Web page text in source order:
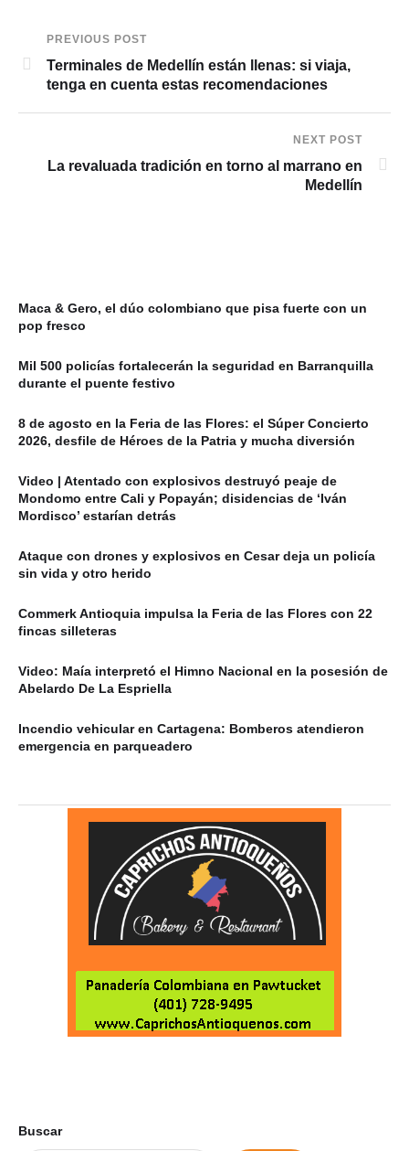
PREVIOUS POST
Terminales de Medellín están llenas: si viaja,
tenga en cuenta estas recomendaciones
NEXT POST
La revaluada tradición en torno al marrano en
Medellín
Maca & Gero, el dúo colombiano que pisa fuerte con un
pop fresco
Mil 500 policías fortalecerán la seguridad en Barranquilla
durante el puente festivo
8 de agosto en la Feria de las Flores: el Súper Concierto
2026, desfile de Héroes de la Patria y mucha diversión
Video | Atentado con explosivos destruyó peaje de
Mondomo entre Cali y Popayán; disidencias de ‘Iván
Mordisco’ estarían detrás
Ataque con drones y explosivos en Cesar deja un policía
sin vida y otro herido
Commerk Antioquia impulsa la Feria de las Flores con 22
fincas silleteras
Video: Maía interpretó el Himno Nacional en la posesión de
Abelardo De La Espriella
Incendio vehicular en Cartagena: Bomberos atendieron
emergencia en parqueadero
Buscar